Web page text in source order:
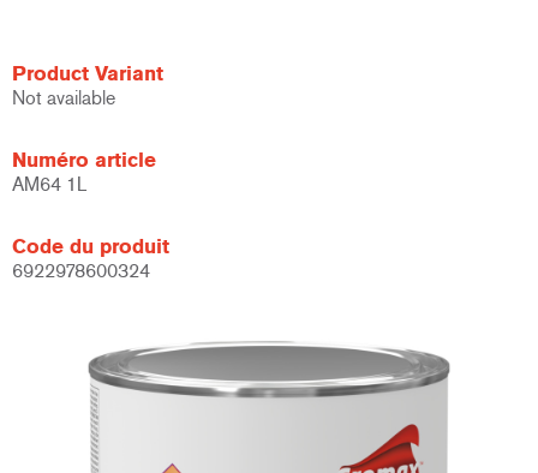
Product Variant
Not available
Numéro article
AM64 1L
Code du produit
6922978600324